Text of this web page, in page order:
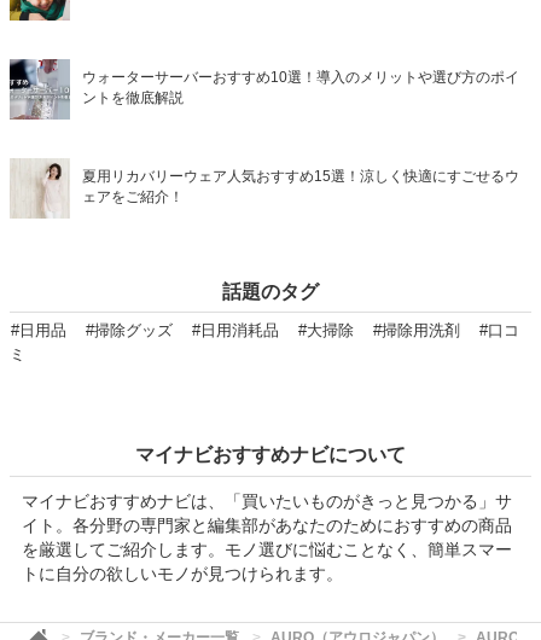
ウォーターサーバーおすすめ10選！導入のメリットや選び方のポイ
ントを徹底解説
夏用リカバリーウェア人気おすすめ15選！涼しく快適にすごせるウ
ェアをご紹介！
話題のタグ
#日用品 #掃除グッズ #日用消耗品 #大掃除 #掃除用洗剤
#口コ
ミ
マイナビおすすめナビについて
マイナビおすすめナビは、「買いたいものがきっと見つかる」サ
イト。各分野の専門家と編集部があなたのためにおすすめの商品
を厳選してご紹介します。モノ選びに悩むことなく、簡単スマー
トに自分の欲しいモノが見つけられます。